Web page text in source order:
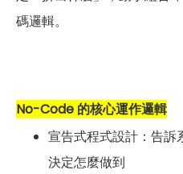
碼邏輯。
No-Code 的核心運作邏輯
宣告式程式設計：告訴
決定怎麼做到